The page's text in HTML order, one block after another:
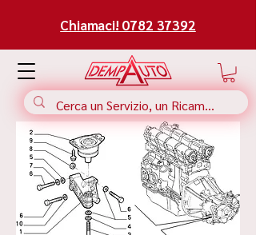
Chiamaci! 0782 37392